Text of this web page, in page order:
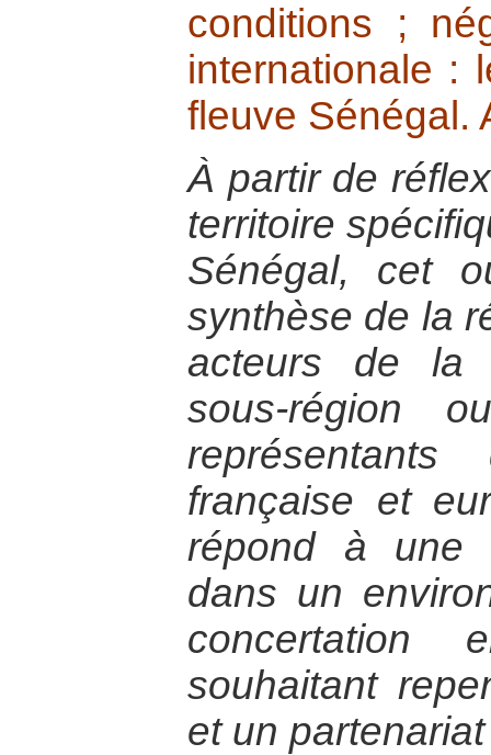
conditions ;
internationale :
fleuve Sénégal.
À partir de
territoire
Sénégal, cet
synthèse de la
acteurs de la
sous-région
française et
répond à une
dans un
concertation
souhaitant
et un